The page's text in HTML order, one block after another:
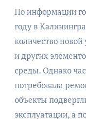
По информации
году в
количество
и других
среды. Однако
потребовала
объекты
эксплуатации, а